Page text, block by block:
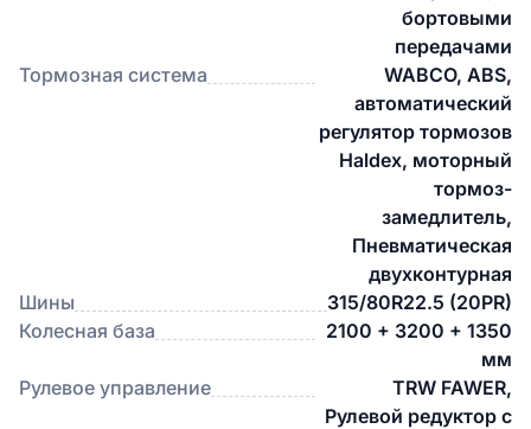
бортовыми
передачами
Тормозная система
WABCO, ABS,
автоматический
регулятор тормозов
Haldex, моторный
тормоз-
замедлитель,
Пневматическая
двухконтурная
Шины
315/80R22.5 (20PR)
Колесная база
2100 + 3200 + 1350
мм
Рулевое управление
TRW FAWER,
Рулевой редуктор с